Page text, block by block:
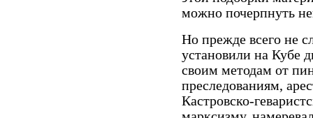
можно почерпнуть
Но прежде всего не
установили на Кубе
своим методам от
преследованиям,
Кастровско-